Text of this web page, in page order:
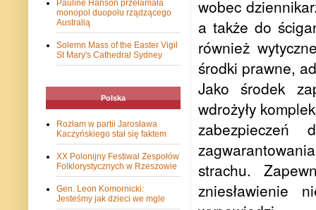
wobec
a także do
również
środki prawne,
Jako środek
wdrożyły
strachu.
zniesławienie
Pauline Hanson przełamała
monopol duopolu rządzącego
Australią
Solemn Mass of the Easter Vigil
St Mary's Cathedral Sydney
Polska
Rozłam w partii Jarosława
Kaczyńskiego stał się faktem
XX Polonijny Festiwal Zespołów
Folklorystycznych w Rzeszowie
Gen. Leon Komornicki:
Jesteśmy jak dzieci we mgle